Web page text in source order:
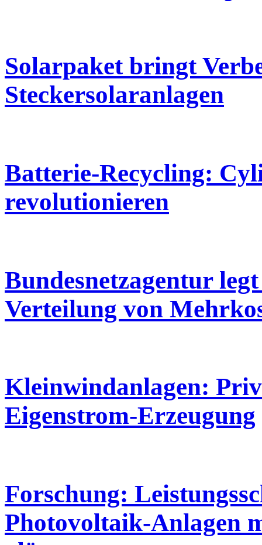
Solarpaket bringt
Steckersolaranlagen
Batterie-Recycling:
revolutionieren
Bundesnetzagentur
Verteilung von
Kleinwindanlagen:
Eigenstrom-Erzeugung
Forschung:
Photovoltaik-Anlagen